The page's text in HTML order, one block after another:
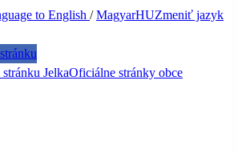
to English /MagyarHUZmeniť jazyk
JelkaOficiálne stránky obce